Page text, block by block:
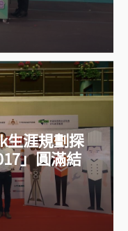
生涯規劃
」圓滿
生涯規劃探
」圓滿結